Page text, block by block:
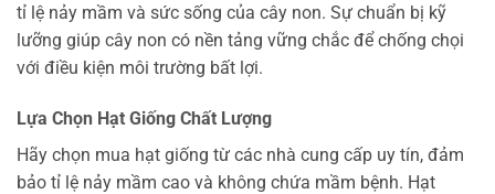
tỉ lệ nảy mầm và sức sống của cây non. Sự chuẩn bị kỹ
lưỡng giúp cây non có nền tảng vững chắc để chống chọi
với điều kiện môi trường bất lợi.
Lựa Chọn Hạt Giống Chất Lượng
Hãy chọn mua hạt giống từ các nhà cung cấp uy tín, đảm
bảo tỉ lệ nảy mầm cao và không chứa mầm bệnh. Hạt